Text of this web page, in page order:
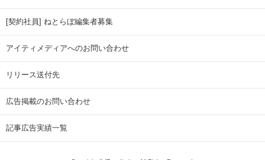
[契約社員] ねとらぼ編集者募集
アイティメディアへのお問い合わせ
リリース送付先
広告掲載のお問い合わせ
記事広告実績一覧